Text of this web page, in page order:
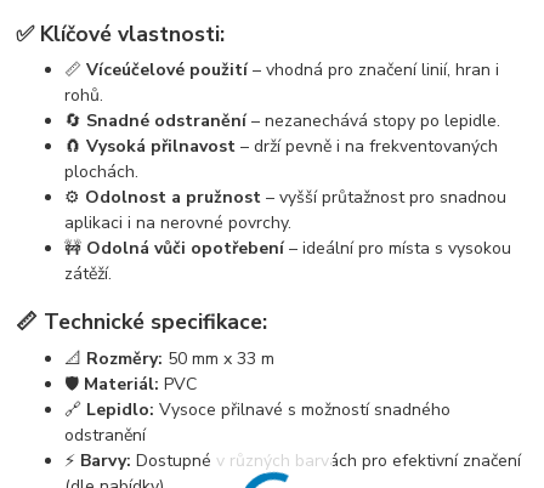
✅ Klíčové vlastnosti:
📏Víceúčelové použití– vhodná pro značení linií, hran i
rohů.
🔄 Snadné odstranění– nezanechává stopy po lepidle.
🧲Vysoká přilnavost – drží pevně i na frekventovaných
plochách.
⚙️ Odolnost a pružnost – vyšší průtažnost pro snadnou
aplikaci i na nerovné povrchy.
🚧 Odolná vůči opotřebení– ideální pro místa s vysokou
zátěží.
📏 Technické specifikace:
📐 Rozměry: 50 mm x 33 m
🛡️ Materiál: PVC
🔗 Lepidlo: Vysoce přilnavé s možností snadného
odstranění
⚡ Barvy: Dostupné v různých barvách pro efektivní značení